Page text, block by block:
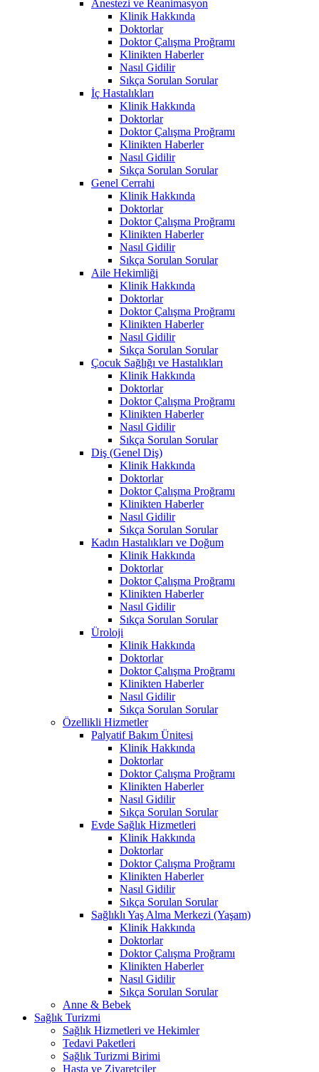
Anestezi ve Reanimasyon
Klinik Hakkında
Doktorlar
Doktor Çalışma Proğramı
Klinikten Haberler
Nasıl Gidilir
Sıkça Sorulan Sorular
İç Hastalıkları
Klinik Hakkında
Doktorlar
Doktor Çalışma Proğramı
Klinikten Haberler
Nasıl Gidilir
Sıkça Sorulan Sorular
Genel Cerrahi
Klinik Hakkında
Doktorlar
Doktor Çalışma Proğramı
Klinikten Haberler
Nasıl Gidilir
Sıkça Sorulan Sorular
Aile Hekimliği
Klinik Hakkında
Doktorlar
Doktor Çalışma Proğramı
Klinikten Haberler
Nasıl Gidilir
Sıkça Sorulan Sorular
Çocuk Sağlığı ve Hastalıkları
Klinik Hakkında
Doktorlar
Doktor Çalışma Proğramı
Klinikten Haberler
Nasıl Gidilir
Sıkça Sorulan Sorular
Diş (Genel Diş)
Klinik Hakkında
Doktorlar
Doktor Çalışma Proğramı
Klinikten Haberler
Nasıl Gidilir
Sıkça Sorulan Sorular
Kadın Hastalıkları ve Doğum
Klinik Hakkında
Doktorlar
Doktor Çalışma Proğramı
Klinikten Haberler
Nasıl Gidilir
Sıkça Sorulan Sorular
Üroloji
Klinik Hakkında
Doktorlar
Doktor Çalışma Proğramı
Klinikten Haberler
Nasıl Gidilir
Sıkça Sorulan Sorular
Özellikli Hizmetler
Palyatif Bakım Ünitesi
Klinik Hakkında
Doktorlar
Doktor Çalışma Proğramı
Klinikten Haberler
Nasıl Gidilir
Sıkça Sorulan Sorular
Evde Sağlık Hizmetleri
Klinik Hakkında
Doktorlar
Doktor Çalışma Proğramı
Klinikten Haberler
Nasıl Gidilir
Sıkça Sorulan Sorular
Sağlıklı Yaş Alma Merkezi (Yaşam)
Klinik Hakkında
Doktorlar
Doktor Çalışma Proğramı
Klinikten Haberler
Nasıl Gidilir
Sıkça Sorulan Sorular
Anne & Bebek
Sağlık Turizmi
Sağlık Hizmetleri ve Hekimler
Tedavi Paketleri
Sağlık Turizmi Birimi
Hasta ve Ziyaretçiler